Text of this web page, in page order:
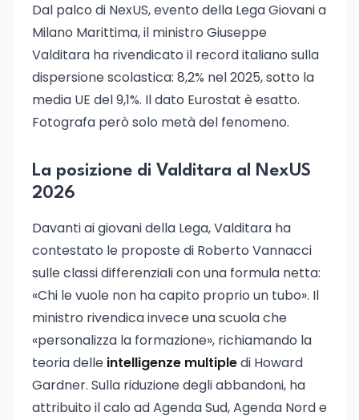
Dal palco di NexUS, evento della Lega Giovani a
Milano Marittima, il ministro Giuseppe
Valditara ha rivendicato il record italiano sulla
dispersione scolastica: 8,2% nel 2025, sotto la
media UE del 9,1%. Il dato Eurostat è esatto.
Fotografa però solo metà del fenomeno.
La posizione di Valditara al NexUS
2026
Davanti ai giovani della Lega, Valditara ha
contestato le proposte di Roberto Vannacci
sulle classi differenziali con una formula netta:
«Chi le vuole non ha capito proprio un tubo». Il
ministro rivendica invece una scuola che
«personalizza la formazione», richiamando la
teoria delle intelligenze multipledi Howard
Gardner. Sulla riduzione degli abbandoni, ha
attribuito il calo ad Agenda Sud, Agenda Nord e